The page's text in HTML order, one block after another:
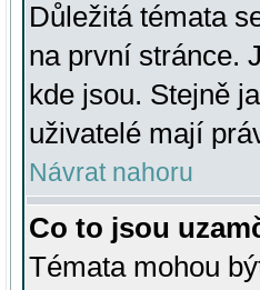
Důležitá témata
na první stránce.
kde jsou. Stejně
uživatelé mají
Návrat nahoru
Co to jsou
Témata mohou